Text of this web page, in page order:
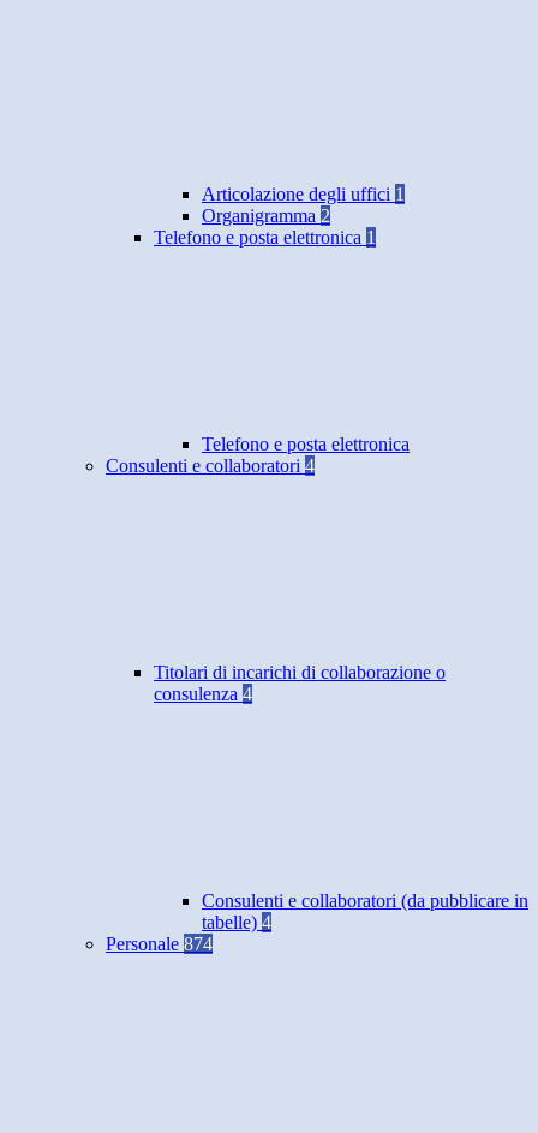
Articolazione degli uffici 1
Organigramma 2
Telefono e posta elettronica 1
Telefono e posta elettronica
Consulenti e collaboratori 4
Titolari di incarichi di collaborazione o
consulenza 4
Consulenti e collaboratori (da pubblicare in
tabelle) 4
Personale 874